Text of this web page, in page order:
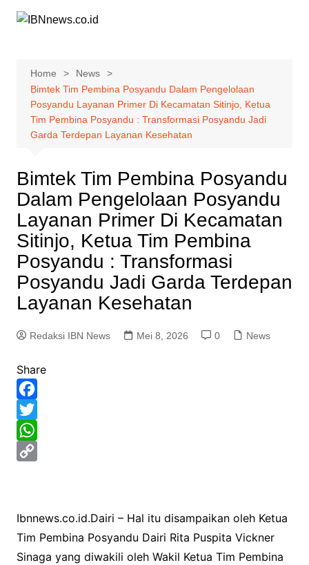
Home
News
Bimtek Tim Pembina Posyandu Dalam Pengelolaan
Posyandu Layanan Primer Di Kecamatan Sitinjo, Ketua
Tim Pembina Posyandu : Transformasi Posyandu Jadi
Garda Terdepan Layanan Kesehatan
Bimtek Tim Pembina Posyandu
Dalam Pengelolaan Posyandu
Layanan Primer Di Kecamatan
Sitinjo, Ketua Tim Pembina
Posyandu : Transformasi
Posyandu Jadi Garda Terdepan
Layanan Kesehatan
Redaksi IBN News Mei 8, 2026 0 News
Share
F
a
c
o
o
k
T
w
t
e
r
W
t
s
A
p
y
L
Ibnnews.co.id.Dairi – Hal itu disampaikan oleh Ketua
Tim Pembina Posyandu Dairi Rita Puspita Vickner
Sinaga yang diwakili oleh Wakil Ketua Tim Pembina